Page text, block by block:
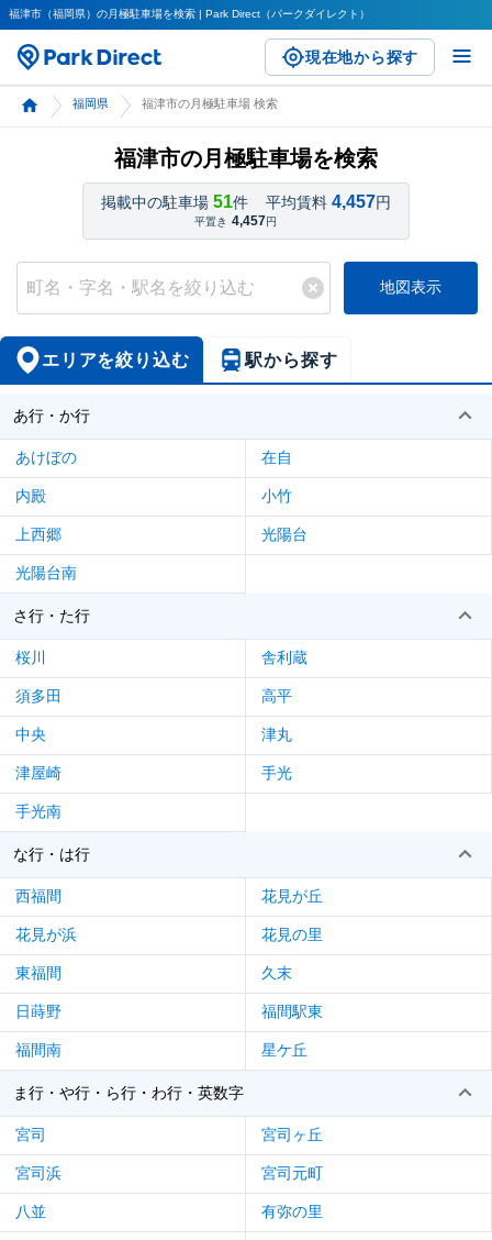
福津市（福岡県）の月極駐車場を検索 | Park Direct（パークダイレクト）
現在地から探す
福岡県 福津市の月極駐車場 検索
福津市の月極駐車場を検索
掲載中の駐車場 51件 平均賃料 4,457円
平置き 4,457円
地図表示
エリアを絞り込む 駅から探す
あ行・か行
あけぼの 在自
内殿 小竹
上西郷 光陽台
光陽台南
さ行・た行
桜川 舎利蔵
須多田 高平
中央 津丸
津屋崎 手光
手光南
な行・は行
西福間 花見が丘
花見が浜 花見の里
東福間 久末
日蒔野 福間駅東
福間南 星ケ丘
ま行・や行・ら行・わ行・英数字
宮司 宮司ヶ丘
宮司浜 宮司元町
八並 有弥の里